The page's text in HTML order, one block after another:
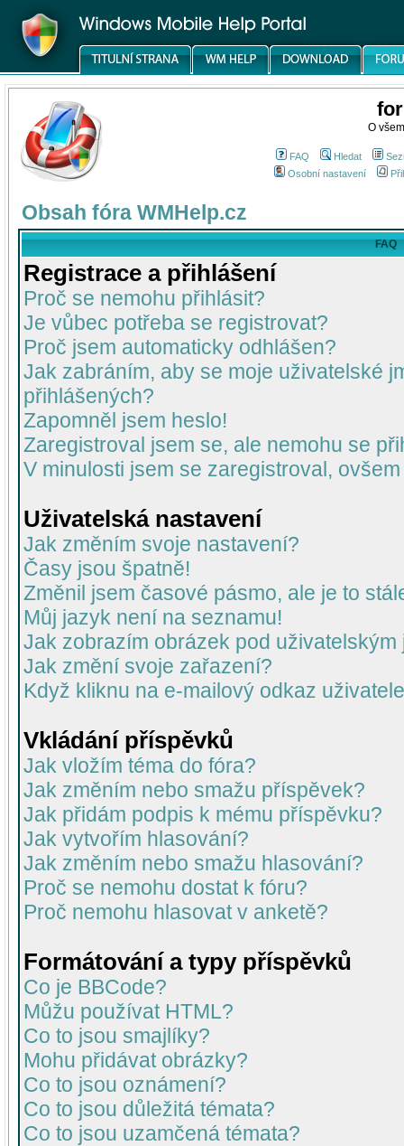
O
FAQ Hledat
Osobní nastavení
Obsah fóra WMHelp.cz
FAQ
Registrace a přihlášení
Proč se nemohu přihlásit?
Je vůbec potřeba se registrovat?
Proč jsem automaticky odhlášen?
Jak zabráním, aby se moje uživatelské
přihlášených?
Zapomněl jsem heslo!
Zaregistroval jsem se, ale nemohu se
V minulosti jsem se zaregistroval,
Uživatelská nastavení
Jak změním svoje nastavení?
Časy jsou špatně!
Změnil jsem časové pásmo, ale je to
Můj jazyk není na seznamu!
Jak zobrazím obrázek pod uživatelským
Jak změní svoje zařazení?
Když kliknu na e-mailový odkaz
Vkládání příspěvků
Jak vložím téma do fóra?
Jak změním nebo smažu příspěvek?
Jak přidám podpis k mému příspěvku?
Jak vytvořím hlasování?
Jak změním nebo smažu hlasování?
Proč se nemohu dostat k fóru?
Proč nemohu hlasovat v anketě?
Formátování a typy příspěvků
Co je BBCode?
Můžu používat HTML?
Co to jsou smajlíky?
Mohu přidávat obrázky?
Co to jsou oznámení?
Co to jsou důležitá témata?
Co to jsou uzamčená témata?